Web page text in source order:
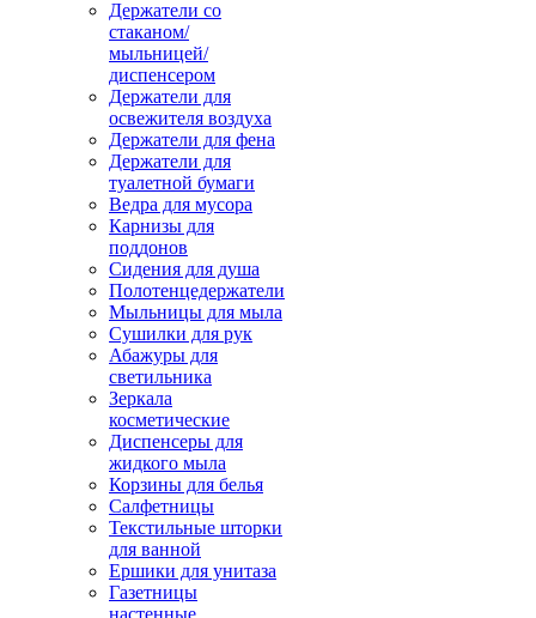
Держатели со
стаканом/
мыльницей/
диспенсером
Держатели для
освежителя воздуха
Держатели для фена
Держатели для
туалетной бумаги
Ведра для мусора
Карнизы для
поддонов
Сидения для душа
Полотенцедержатели
Мыльницы для мыла
Сушилки для рук
Абажуры для
светильника
Зеркала
косметические
Диспенсеры для
жидкого мыла
Корзины для белья
Салфетницы
Текстильные шторки
для ванной
Ершики для унитаза
Газетницы
настенные